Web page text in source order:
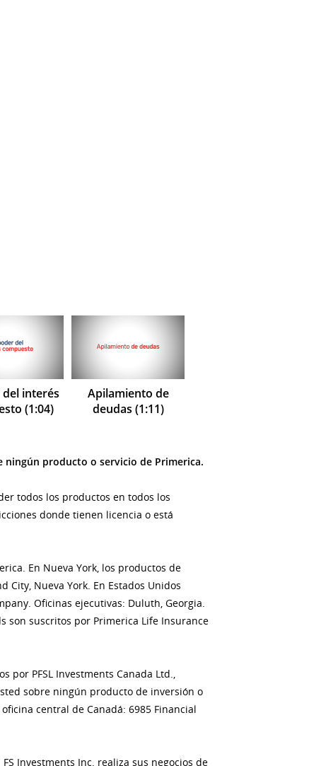
del interés
(1:04)
Apilamiento de
deudas (1:11)
producto o servicio de Primerica.
todos los productos en todos los
donde tienen licencia o está
En Nueva York, los productos de
Nueva York. En Estados Unidos
Oficinas ejecutivas: Duluth, Georgia.
son suscritos por Primerica Life Insurance
por PFSL Investments Canada Ltd.,
sobre ningún producto de inversión o
central de Canadá: 6985 Financial
Investments Inc. realiza sus negocios de